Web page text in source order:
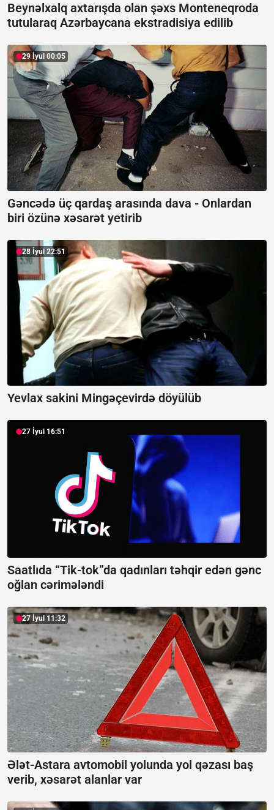
Beynəlxalq axtarışda olan şəxs Monteneqroda
tutularaq Azərbaycana ekstradisiya edilib
29 İyul 00:05
Gəncədə üç qardaş arasında dava - Onlardan
biri özünə xəsarət yetirib
28 İyul 22:51
Yevlax sakini Mingəçevirdə döyülüb
27 İyul 16:51
Saatlıda “Tik-tok”da qadınları təhqir edən gənc
oğlan cərimələndi
27 İyul 11:32
Ələt-Astara avtomobil yolunda yol qəzası baş
verib, xəsarət alanlar var